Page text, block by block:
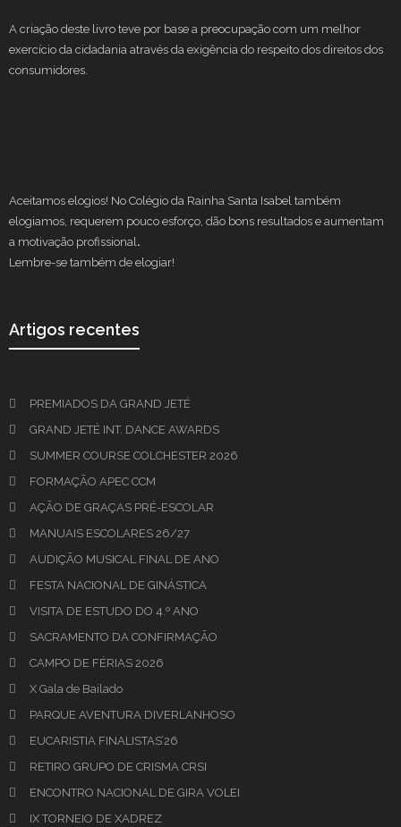
A criação deste livro teve por base a preocupação com um melhor
exercício da cidadania através da exigência do respeito dos direitos dos
consumidores.
Aceitamos elogios! No Colégio da Rainha Santa Isabel também
elogiamos, requerem pouco esforço, dão bons resultados e aumentam
a motivação profissional.
Lembre-se também de elogiar!
Artigos recentes
PREMIADOS DA GRAND JETÉ
GRAND JETÉ INT. DANCE AWARDS
SUMMER COURSE COLCHESTER 2026
FORMAÇÃO APEC CCM
AÇÃO DE GRAÇAS PRÉ-ESCOLAR
MANUAIS ESCOLARES 26/27
AUDIÇÃO MUSICAL FINAL DE ANO
FESTA NACIONAL DE GINÁSTICA
VISITA DE ESTUDO DO 4.º ANO
SACRAMENTO DA CONFIRMAÇÃO
CAMPO DE FÉRIAS 2026
X Gala de Bailado
PARQUE AVENTURA DIVERLANHOSO
EUCARISTIA FINALISTAS’26
RETIRO GRUPO DE CRISMA CRSI
ENCONTRO NACIONAL DE GIRA VOLEI
IX TORNEIO DE XADREZ